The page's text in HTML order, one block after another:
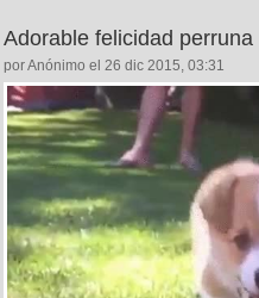
Adorable felicidad perruna
por Anónimo el 26 dic 2015, 03:31